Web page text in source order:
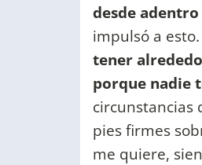
desde
impulsó a
tener
porque nadie
circunstancias
pies firmes
me quiere,